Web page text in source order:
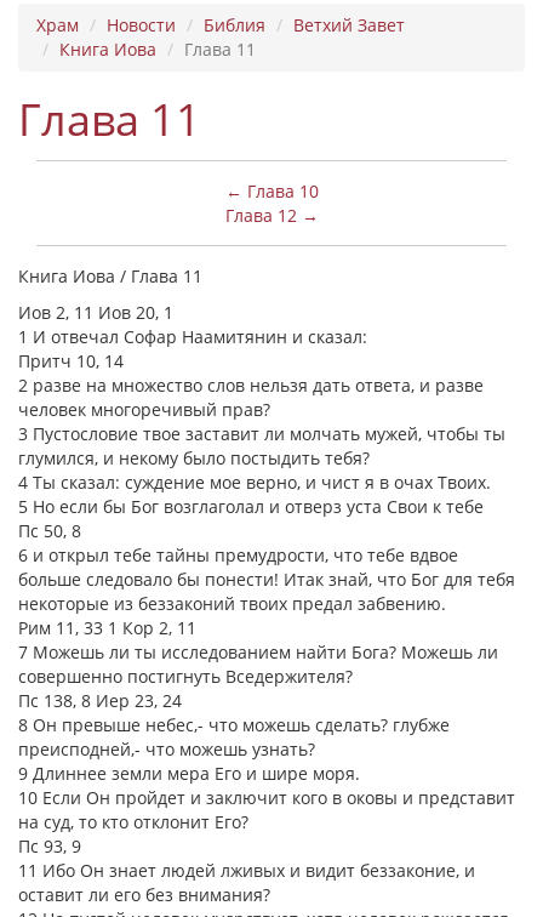
Храм Новости Библия
Ветхий Завет
Книга Иова
Глава 11
Глава 11
← Глава 10
Глава 12 →
Книга Иова / Глава 11
Иов 2, 11 Иов 20, 1
1 И отвечал Софар Наамитянин и сказал:
Притч 10, 14
2 разве на множество слов нельзя дать ответа, и разве
человек многоречивый прав?
3 Пустословие твое заставит ли молчать мужей, чтобы ты
глумился, и некому было постыдить тебя?
4 Ты сказал: суждение мое верно, и чист я в очах Твоих.
5 Но если бы Бог возглаголал и отверз уста Свои к тебе
Пс 50, 8
6 и открыл тебе тайны премудрости, что тебе вдвое
больше следовало бы понести! Итак знай, что Бог для тебя
некоторые из беззаконий твоих предал забвению.
Рим 11, 33 1 Кор 2, 11
7 Можешь ли ты исследованием найти Бога? Можешь ли
совершенно постигнуть Вседержителя?
Пс 138, 8 Иер 23, 24
8 Он превыше небес,- что можешь сделать? глубже
преисподней,- что можешь узнать?
9 Длиннее земли мера Его и шире моря.
10 Если Он пройдет и заключит кого в оковы и представит
на суд, то кто отклонит Его?
Пс 93, 9
11 Ибо Он знает людей лживых и видит беззаконие, и
оставит ли его без внимания?